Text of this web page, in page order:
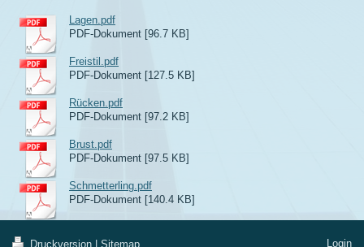
Lagen.pdf
PDF-Dokument [96.7 KB]
Freistil.pdf
PDF-Dokument [127.5 KB]
Rücken.pdf
PDF-Dokument [97.2 KB]
Brust.pdf
PDF-Dokument [97.5 KB]
Schmetterling.pdf
PDF-Dokument [140.4 KB]
Druckversion Sitemap Login